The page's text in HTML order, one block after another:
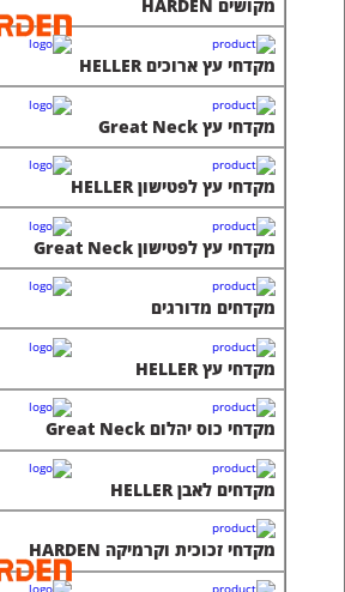
מקושים HARDEN
מקדחי עץ ארוכים HELLER
מקדחי עץ Great Neck
מקדחי עץ לפטישון HELLER
מקדחי עץ לפטישון Great Neck
מקדחים מדורגים
מקדחי עץ HELLER
מקדחי כוס יהלום Great Neck
מקדחים לאבן HELLER
מקדחי זכוכית וקרמיקה HARDEN